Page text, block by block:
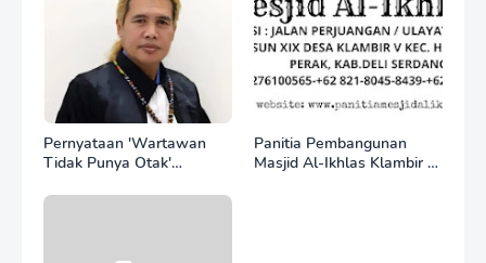
Pernyataan 'Wartawan
Tidak Punya Otak'
Ketum SPASI Jelani
Panitia Pembangunan
Masjid Al-Ikhlas Klambir V